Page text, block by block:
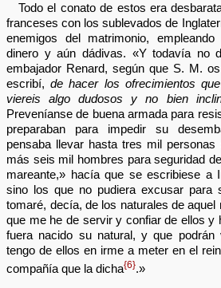
Todo el conato de estos era
franceses con los sublevados de
enemigos del matrimonio,
dinero y aún dádivas. «Y todavía no
embajador Renard, según que S. M.
escribí,de hacer los ofrecimientos
viereis algo dudosos y no bien
Preveníanse de buena armada para
preparaban para impedir su
pensaba llevar hasta tres mil
más seis mil hombres para seguridad
mareante,» hacía que se escribiese a
sino los que no pudiera excusar para
tomaré, decía, de los naturales de aquel
que me he de servir y confiar de ellos y
fuera nacido su natural, y que
tengo de ellos en irme a meter en el
compañía que la dicha{6}.»